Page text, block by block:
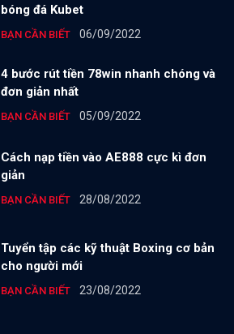
bóng đá Kubet
BẠN CẦN BIẾT 06/09/2022
4 bước rút tiền 78win nhanh chóng và
đơn giản nhất
BẠN CẦN BIẾT 05/09/2022
Cách nạp tiền vào AE888 cực kì đơn
giản
BẠN CẦN BIẾT 28/08/2022
Tuyển tập các kỹ thuật Boxing cơ bản
cho người mới
BẠN CẦN BIẾT 23/08/2022